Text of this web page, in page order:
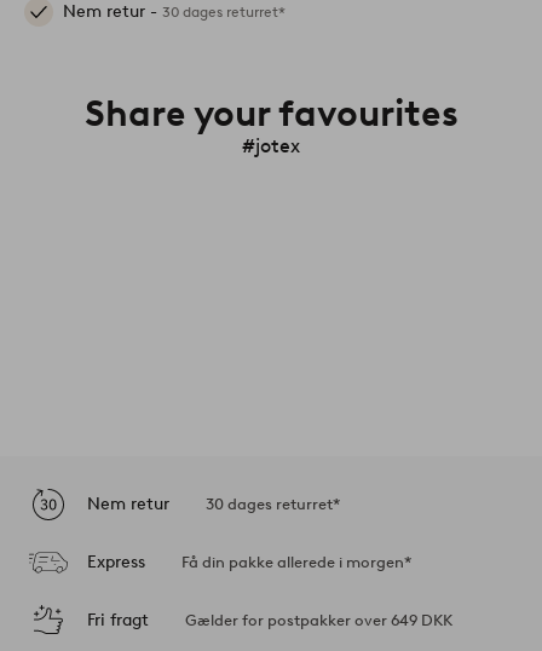
Nem retur - 30 dages returret*
Share your favourites
#jotex
Nem retur 30 dages returret*
Express Få din pakke allerede i morgen*
Fri fragt Gælder for postpakker over 649 DKK